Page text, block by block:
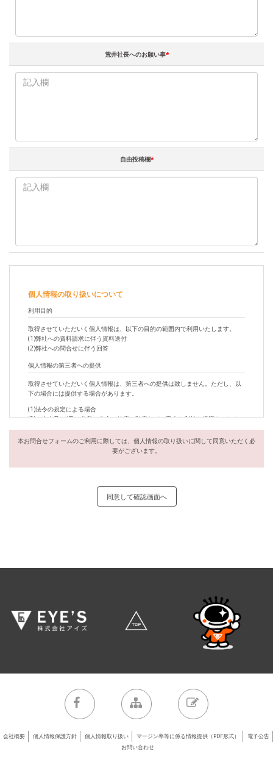
荒井社長へのお願い事*
自由投稿欄*
個人情報の取り扱いについて
利用目的
取得させていただいく個人情報は、以下の目的の範囲内で利用いたします。
(1)弊社への資料請求に伴う資料送付
(2)弊社への問合せに伴う回答
個人情報の第三者への提供
取得させていただいく個人情報は、第三者への提供は致しません。ただし、以
下の場合には提供する場合があります。
(1)法令の規定による場合
(2)ご本人及び/又は公衆の生命、健康、財産などの重大な利益を保護するために
必要な場合で、ご本人の同意を得ることが困難であるとき
(3)公衆衛生の向上又は児童の健全な育成のために特に必要がある場合で、ご本
人の同意を得ることが困難であるとき
遂行することに対して協力する必要がある場合に、ご本人の同意を得ることに
意ですが提供をいただけない場合には、弊社への採用選考に伴うエントリー
個人情報に関する管理者
株式会社 アイズ
〒104-0032 東京都中央区八丁堀2-10-7 日本瓦斯八丁堀ビル7階
電話番号：03-6222-9272
管理者：個人情報保護責任者 内野 博季
本お問合せフォームのご利用に際しては、個人情報の取り扱いに関して同意いただく必
要がございます。
会社概要 個人情報保護方針 個人情報取り扱い マージン率等に係る情報提供（PDF形式）
電子公告
お問い合わせ